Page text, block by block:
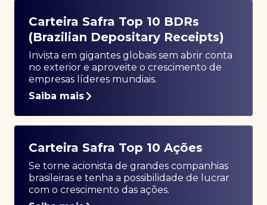
Carteira Safra Top 10 BDRs
(Brazilian Depositary Receipts)
Invista em gigantes globais sem abrir conta
no exterior e aproveite o crescimento de
empresas líderes mundiais.
Saiba mais
Carteira Safra Top 10 Ações
Se torne acionista de grandes companhias
brasileiras e tenha a possibilidade de lucrar
com o crescimento das ações.